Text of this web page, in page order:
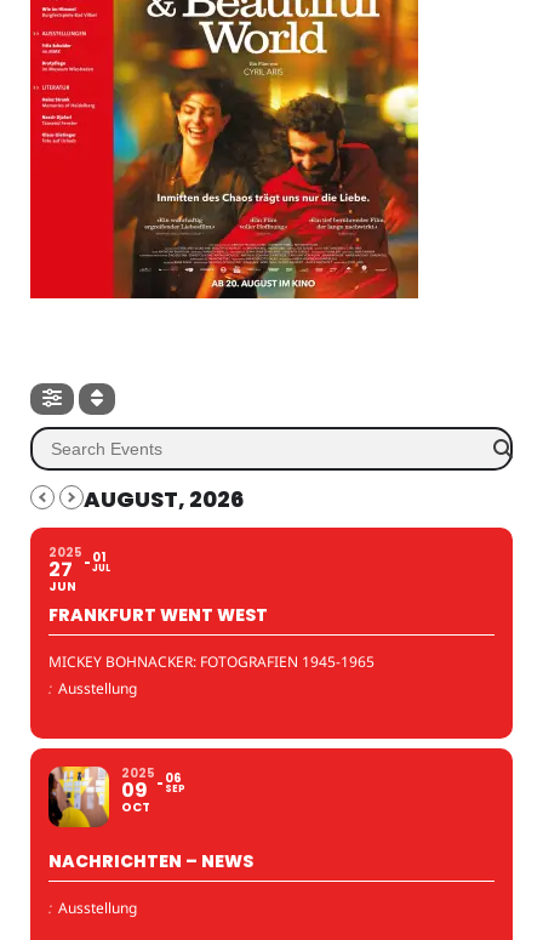
AUGUST, 2026
2025
27
JUN
01
JUL
FRANKFURT WENT WEST
MICKEY BOHNACKER: FOTOGRAFIEN 1945-1965
: Ausstellung
2025
09
OCT
06
SEP
NACHRICHTEN – NEWS
: Ausstellung